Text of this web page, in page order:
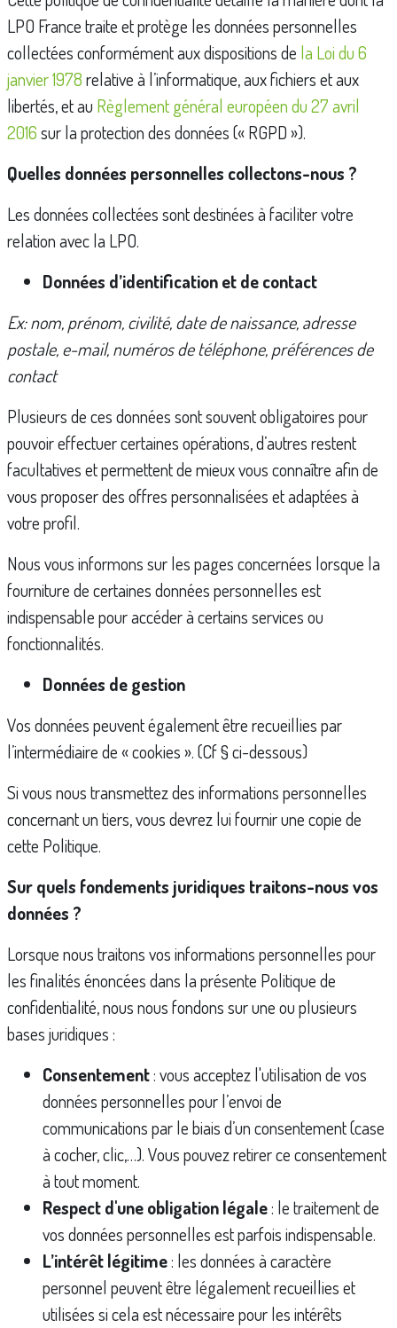
LPO France traite et protège les données personnelles
collectées conformément aux dispositions de la Loi du 6
janvier 1978relative à l’informatique, aux fichiers et aux
libertés, et au Règlement général européen du 27 avril
2016sur la protection des données (« RGPD »).
Quelles données personnelles collectons-nous ?
Les données collectées sont destinées à faciliter votre
relation avec la LPO.
Données d’identification et de contact
Ex: nom, prénom, civilité, date de naissance, adresse
postale, e-mail, numéros de téléphone, préférences de
contact
Plusieurs de ces données sont souvent obligatoires pour
pouvoir effectuer certaines opérations, d’autres restent
facultatives et permettent de mieux vous connaître afin de
vous proposer des offres personnalisées et adaptées à
votre profil.
Nous vous informons sur les pages concernées lorsque la
fourniture de certaines données personnelles est
indispensable pour accéder à certains services ou
fonctionnalités.
Données de gestion
Vos données peuvent également être recueillies par
l’intermédiaire de « cookies ». (Cf § ci-dessous)
Si vous nous transmettez des informations personnelles
concernant un tiers, vous devrez lui fournir une copie de
cette Politique.
Sur quels fondements juridiques traitons-nous vos
données ?
Lorsque nous traitons vos informations personnelles pour
les finalités énoncées dans la présente Politique de
confidentialité, nous nous fondons sur une ou plusieurs
bases juridiques :
Consentement: vous acceptez l'utilisation de vos
données personnelles pour l’envoi de
communications par le biais d’un consentement (case
à cocher, clic,…). Vous pouvez retirer ce consentement
à tout moment.
Respect d'une obligation légale: le traitement de
vos données personnelles est parfois indispensable.
L’intérêt légitime: les données à caractère
personnel peuvent être légalement recueillies et
utilisées si cela est nécessaire pour les intérêts